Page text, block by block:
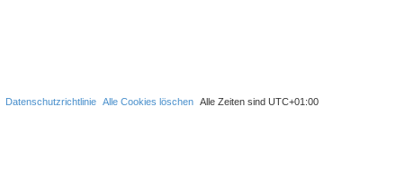
Alle Zeiten sind UTC+01:00
Alle Cookies löschen
Datenschutzrichtlinie